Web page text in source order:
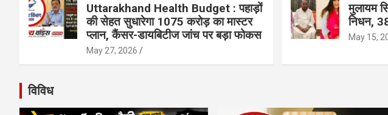
Uttarakhand Health Budget : पहाड़ों
की सेहत सुधारेगा 1075 करोड़ का मास्टर
प्लान, कैंसर-डायबिटीज जांच पर बड़ा फोकस
May 27, 2026
मुलायम
निधन,
May 15,
विविध